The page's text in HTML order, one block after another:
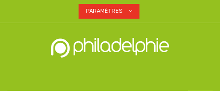
PARAMÈTRES